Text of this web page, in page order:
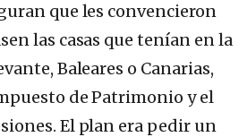
que les convencieron
las casas que tenían en la
Baleares o Canarias,
de Patrimonio y el
El plan era pedir un